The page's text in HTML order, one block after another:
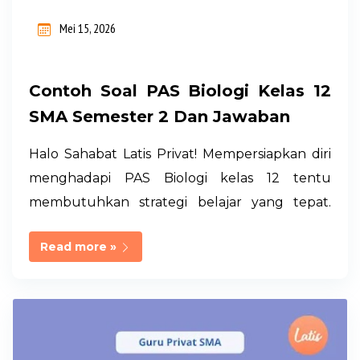
Mei 15, 2026
Contoh Soal PAS Biologi Kelas 12
SMA Semester 2 Dan Jawaban
Halo Sahabat Latis Privat! Mempersiapkan diri
menghadapi PAS Biologi kelas 12 tentu
membutuhkan strategi belajar yang tepat.
cukup menantang karena mencakup
pemahaman, ketelitian, serta kemampuan
menganalisis soal. Oleh karena itu, berlatih
menggunakan contoh soal PAS lengkap
Read more »